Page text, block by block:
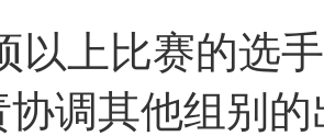
以上比赛的选
协调其他组别